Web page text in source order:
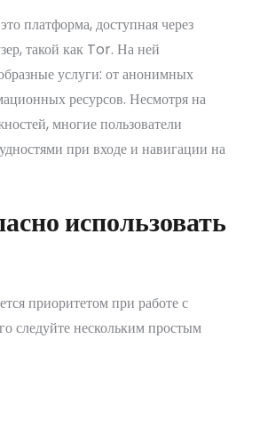
платформа, доступная через
такой как Tor. На ней
услуги: от анонимных
ресурсов. Несмотря на
многие пользователи
при входе и навигации на
использовать
приоритетом при работе с
следуйте нескольким простым